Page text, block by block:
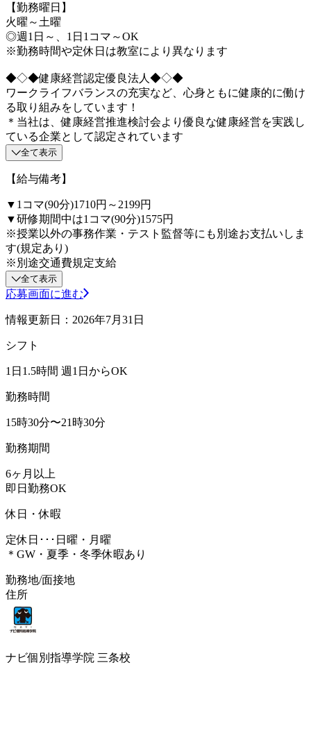
【勤務曜日】
火曜～土曜
◎週1日～、1日1コマ～OK
※勤務時間や定休日は教室により異なります
◆◇◆健康経営認定優良法人◆◇◆
ワークライフバランスの充実など、心身ともに健康的に働け
る取り組みをしています！
＊当社は、健康経営推進検討会より優良な健康経営を実践し
ている企業として認定されています
全て表示
【給与備考】
▼1コマ(90分)1710円～2199円
▼研修期間中は1コマ(90分)1575円
※授業以外の事務作業・テスト監督等にも別途お支払いしま
す(規定あり)
※別途交通費規定支給
全て表示
応募画面に進む
情報更新日：2026年7月31日
シフト
1日1.5時間 週1日からOK
勤務時間
15時30分〜21時30分
勤務期間
6ヶ月以上
即日勤務OK
休日・休暇
定休日･･･日曜・月曜
＊GW・夏季・冬季休暇あり
勤務地/面接地
住所
ナビ個別指導学院 三条校